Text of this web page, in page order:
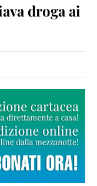
droga ai